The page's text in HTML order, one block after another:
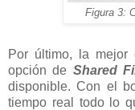
Figura 3:
Por último, la
opción de Shared
disponible. Con el
tiempo real todo lo